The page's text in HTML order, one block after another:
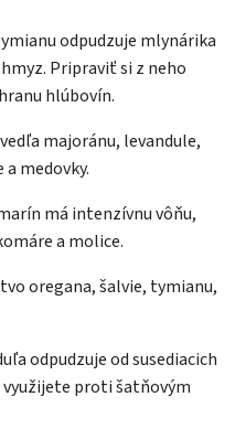
odpudzuje mlynárika
Pripraviť si z neho
hlúbovín.
majoránu, levandule,
medovky.
má intenzívnu vôňu,
a molice.
oregana, šalvie, tymianu,
odpudzuje od susediacich
využijete proti šatňovým